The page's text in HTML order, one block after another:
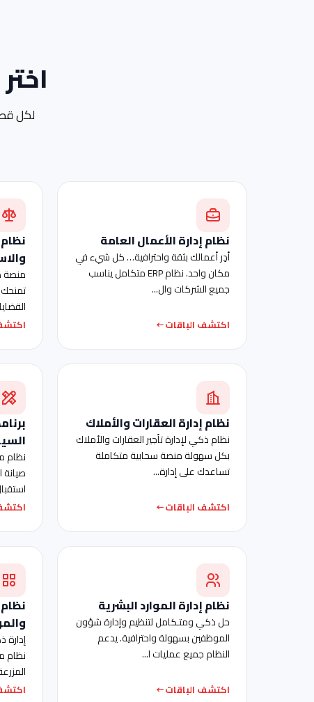
لكل
نظام إدارة الأعمال العامة
أدِر أعمالك بثقة واحترافية… كل شيء في
مكان واحد. نظام ERP متكامل يناسب
جميع الشركات وال...
اكتشف الباقات
منصة
نظام إدارة العقارات والأملاك
نظام ذكي لإدارة تأجير العقارات والأملاك
بكل سهولة منصة سحابية متكاملة
تساعدك على إدارة...
اكتشف الباقات
نظام
صيانة
نظام إدارة الموارد البشرية
حل ذكي ومتـكامل لتنظيم وإدارة شؤون
الموظفين بسهولة واحترافية. يدعم
النظام جميع عمليات ا...
اكتشف الباقات
إدارة
نظام